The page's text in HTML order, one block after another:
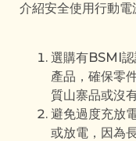
介紹安全使用行動電
選購有BSMI
產品，確保零
質山寨品或沒
避免過度充放
或放電，因為